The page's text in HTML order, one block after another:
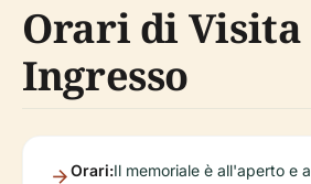
Orari di Visita
Ingresso
Orari:Il memoriale è all'aperto e